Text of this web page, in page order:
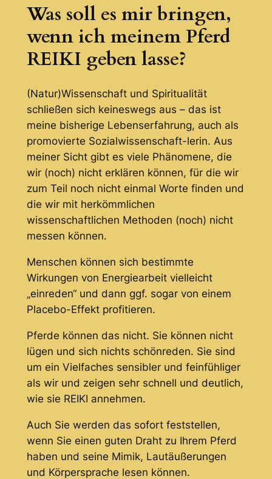
Was soll es mir bringen,
wenn ich meinem Pferd
REIKI geben lasse?
(Natur)Wissenschaft und Spiritualität
schließen sich keineswegs aus – das ist
meine bisherige Lebenserfahrung, auch als
promovierte Sozialwissenschaft-lerin. Aus
meiner Sicht gibt es viele Phänomene, die
wir (noch) nicht erklären können, für die wir
zum Teil noch nicht einmal Worte finden und
die wir mit herkömmlichen
wissenschaftlichen Methoden (noch) nicht
messen können.
Menschen können sich bestimmte
Wirkungen von Energiearbeit vielleicht
„einreden“ und dann ggf. sogar von einem
Placebo-Effekt profitieren.
Pferde können das nicht. Sie können nicht
lügen und sich nichts schönreden. Sie sind
um ein Vielfaches sensibler und feinfühliger
als wir und zeigen sehr schnell und deutlich,
wie sie REIKI annehmen.
Auch Sie werden das sofort feststellen,
wenn Sie einen guten Draht zu Ihrem Pferd
haben und seine Mimik, Lautäußerungen
und Körpersprache lesen können.